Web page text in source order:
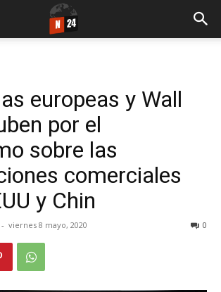
europeas y Wall
por el
sobre las
comerciales
y Chin
- viernes 8 mayo, 2020 0